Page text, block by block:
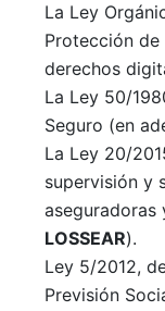
La Ley
Protección
derechos
La Ley 50/
Seguro (en
La Ley 20/
supervisión y
aseguradoras
LOSSEAR).
Ley 5/2012,
Previsión